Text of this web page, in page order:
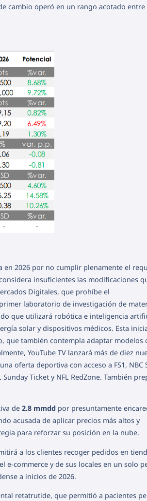
cambio operó en un rango acotado entre
en 2026 por no cumplir plenamente el
insuficientes las modificaciones
Digitales, que prohíbe el
laboratorio de investigación de
que utilizará robótica e inteligencia
solar y dispositivos médicos. Esta
que también contempla adaptar modelos
YouTube TV lanzará más de diez
oferta deportiva con acceso a FS1, NBC
Ticket y NFL RedZone. También
de 2.8 mmdd por presuntamente
acusada de aplicar precios más altos y
para reforzar su posición en la nube.
a los clientes recoger pedidos en
e-commerce y de sus locales en un solo
a inicios de 2026.
retatrutide, que permitió a pacientes